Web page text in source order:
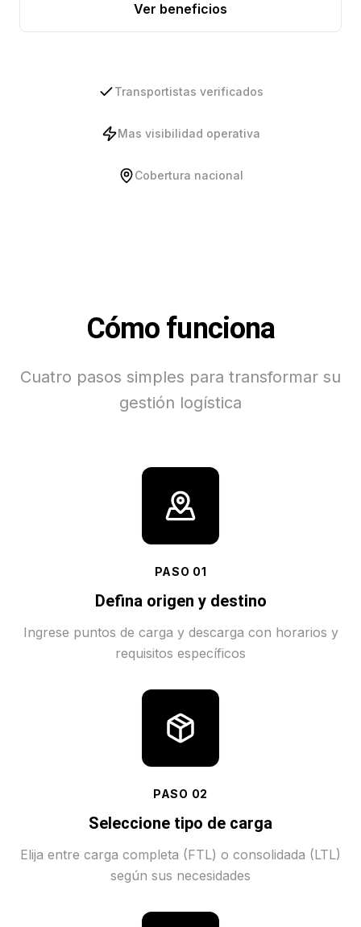
Ver beneficios
Transportistas verificados
Mas visibilidad operativa
Cobertura nacional
Cómo funciona
Cuatro pasos simples para transformar su
gestión logística
PASO 01
Defina origen y destino
Ingrese puntos de carga y descarga con horarios y
requisitos específicos
PASO 02
Seleccione tipo de carga
Elija entre carga completa (FTL) o consolidada (LTL)
según sus necesidades